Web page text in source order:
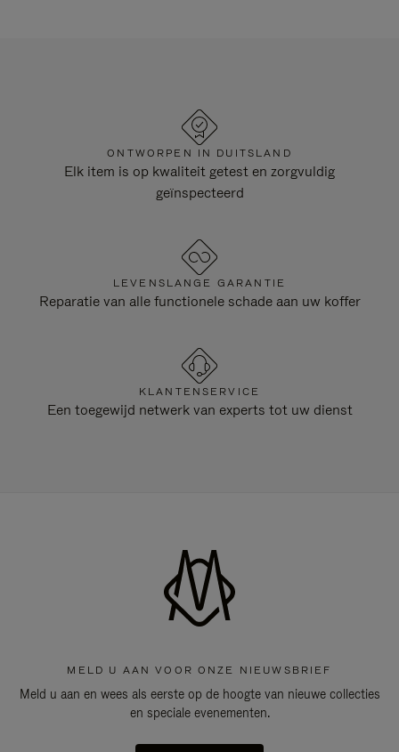
ONTWORPEN IN DUITSLAND
Elk item is op kwaliteit getest en zorgvuldig
geïnspecteerd
LEVENSLANGE GARANTIE
Reparatie van alle functionele schade aan uw koffer
KLANTENSERVICE
Een toegewijd netwerk van experts tot uw dienst
MELD U AAN VOOR ONZE NIEUWSBRIEF
Meld u aan en wees als eerste op de hoogte van nieuwe collecties
en speciale evenementen.